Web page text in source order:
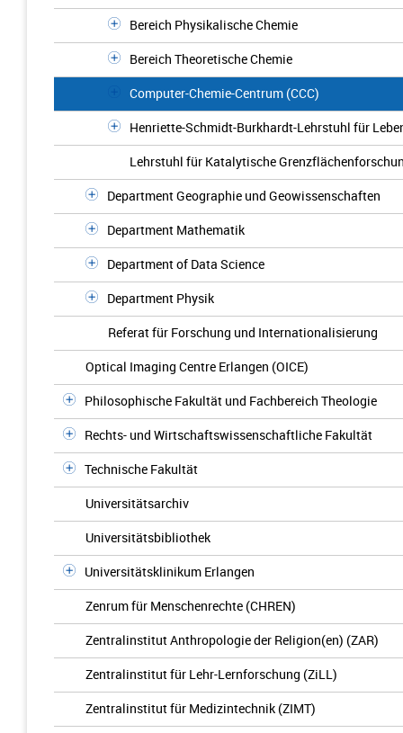
Bereich Physikalische Chemie
Bereich Theoretische Chemie
Computer-Chemie-Centrum (CCC)
Henriette-Schmidt-Burkhardt-Lehrstuhl für
Lehrstuhl für Katalytische
Department Geographie und Geowissenschaften
Department Mathematik
Department of Data Science
Department Physik
Referat für Forschung und Internationalisierung
Optical Imaging Centre Erlangen (OICE)
Philosophische Fakultät und Fachbereich Theologie
Rechts- und Wirtschaftswissenschaftliche Fakultät
Technische Fakultät
Universitätsarchiv
Universitätsbibliothek
Universitätsklinikum Erlangen
Zenrum für Menschenrechte (CHREN)
Zentralinstitut Anthropologie der Religion(en) (ZAR)
Zentralinstitut für Lehr-Lernforschung (ZiLL)
Zentralinstitut für Medizintechnik (ZIMT)